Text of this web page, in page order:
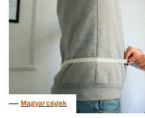
Magyar cégek